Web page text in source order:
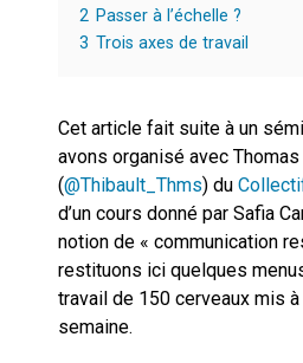
2 Passer à l’échelle ?
3 Trois axes de travail
Cet article fait suite à un
avons organisé avec
(@Thibault_Thms) du
d’un cours donné par Safia
notion de « communication
restituons ici quelques
travail de 150 cerveaux mis
semaine.